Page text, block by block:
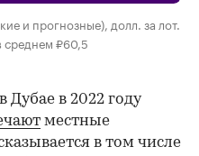
и прогнозные), долл. за лот.
среднем ₽60,5
Дубае в 2022 году
местные
в том числе